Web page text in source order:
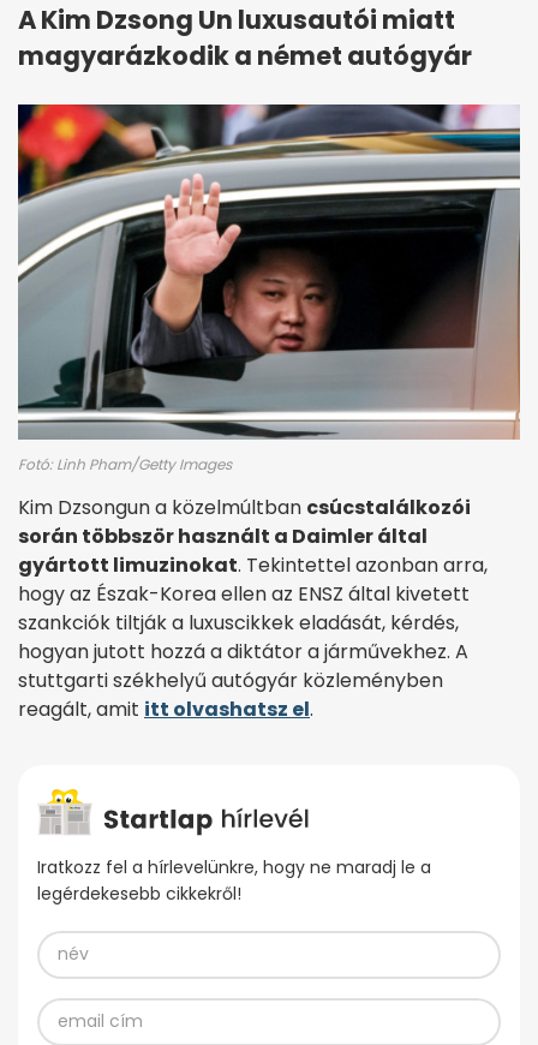
A Kim Dzsong Un luxusautói miatt
magyarázkodik a német autógyár
Fotó: Linh Pham/Getty Images
Kim Dzsongun a közelmúltban csúcstalálkozói
során többször használt a Daimler által
gyártott limuzinokat. Tekintettel azonban arra,
hogy az Észak-Korea ellen az ENSZ által kivetett
szankciók tiltják a luxuscikkek eladását, kérdés,
hogyan jutott hozzá a diktátor a járművekhez. A
stuttgarti székhelyű autógyár közleményben
reagált, amit itt olvashatsz el.
Iratkozz fel a hírlevelünkre, hogy ne maradj le a
legérdekesebb cikkekről!